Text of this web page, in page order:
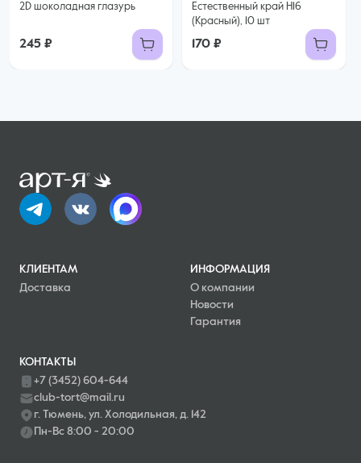
2D шоколадная глазурь
245 ₽
Естественный край H16
(Красный), 10 шт
170 ₽
КЛИЕНТАМ
Доставка
ИНФОРМАЦИЯ
О компании
Новости
Гарантия
КОНТАКТЫ
+7 (3452) 604-644
club-tort@mail.ru
г. Тюмень, ул. Холодильная, д. 142
Пн-Вс 8:00 - 20:00